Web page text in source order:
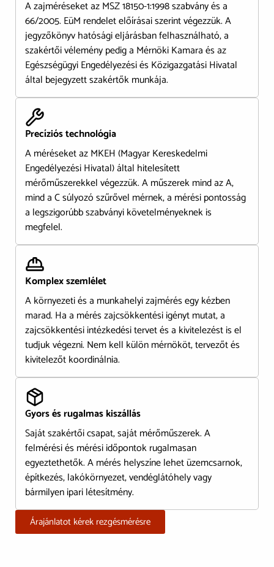
A zajméréseket az MSZ 18150-1:1998 szabvány és a
66/2005. EüM rendelet előírásai szerint végezzük. A
jegyzőkönyv hatósági eljárásban felhasználható, a
szakértői vélemény pedig a Mérnöki Kamara és az
Egészségügyi Engedélyezési és Közigazgatási Hivatal
által bejegyzett szakértők munkája.
Precíziós technológia
A méréseket az MKEH (Magyar Kereskedelmi
Engedélyezési Hivatal) által hitelesített
mérőműszerekkel végezzük. A műszerek mind az A,
mind a C súlyozó szűrővel mérnek, a mérési pontosság
a legszigorúbb szabványi követelményeknek is
megfelel.
Komplex szemlélet
A környezeti és a munkahelyi zajmérés egy kézben
marad. Ha a mérés zajcsökkentési igényt mutat, a
zajcsökkentési intézkedési tervet és a kivitelezést is el
tudjuk végezni. Nem kell külön mérnököt, tervezőt és
kivitelezőt koordinálnia.
Gyors és rugalmas kiszállás
Saját szakértői csapat, saját mérőműszerek. A
felmérési és mérési időpontok rugalmasan
egyeztethetők. A mérés helyszíne lehet üzemcsarnok,
építkezés, lakókörnyezet, vendéglátóhely vagy
bármilyen ipari létesítmény.
Árajánlatot kérek rezgésmérésre